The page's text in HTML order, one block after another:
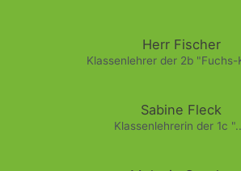
Herr Fischer
Klassenlehrer der 2b "Fuchs-
Sabine Fleck
Klassenlehrerin der 1c